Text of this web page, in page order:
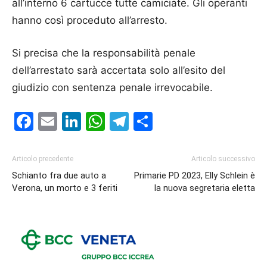
all’interno 6 cartucce tutte camiciate. Gli operanti
hanno così proceduto all’arresto.
Si precisa che la responsabilità penale
dell’arrestato sarà accertata solo all’esito del
giudizio con sentenza penale irrevocabile.
Facebook
EmailLinkedIn
WhatsApp
Telegram
Articolo precedente
Schianto fra due auto a
Verona, un morto e 3 feriti
Articolo successivo
Primarie PD 2023, Elly Schlein è
la nuova segretaria eletta